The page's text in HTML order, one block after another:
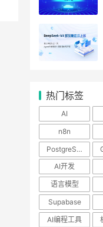
热门标签
AI
n8n
PostgreSQL
AI开发
语言模型
Supabase
AI编程工具